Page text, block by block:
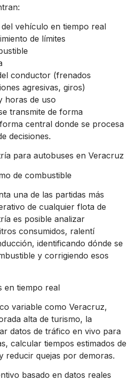
vehículo en tiempo real
de límites
conductor (frenados
agresivas, giros)
horas de uso
transmite de forma
central donde se procesa
decisiones.
para autobuses en Veracruz
de combustible
una de las partidas más
de cualquier flota de
es posible analizar
consumidos, ralentí
identificando dónde se
y corrigiendo esos
en tiempo real
variable como Veracruz,
alta de turismo, la
datos de tráfico en vivo para
calcular tiempos estimados de
reducir quejas por demoras.
basado en datos reales